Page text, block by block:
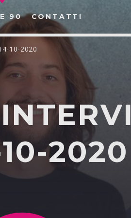
90 CONTATTI
SITO WEB:
10-2020
2020